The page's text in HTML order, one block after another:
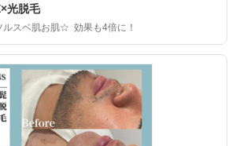
光脱毛
ルスベ肌お肌☆ 効果も4倍に！